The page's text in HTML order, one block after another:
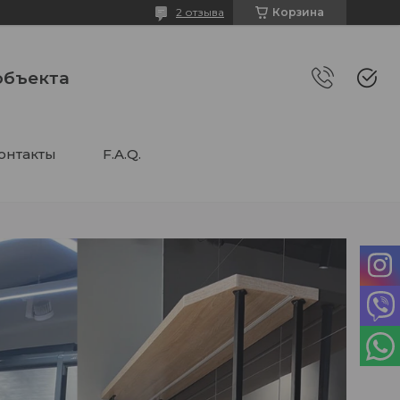
Корзина
2 отзыва
F.A.Q.